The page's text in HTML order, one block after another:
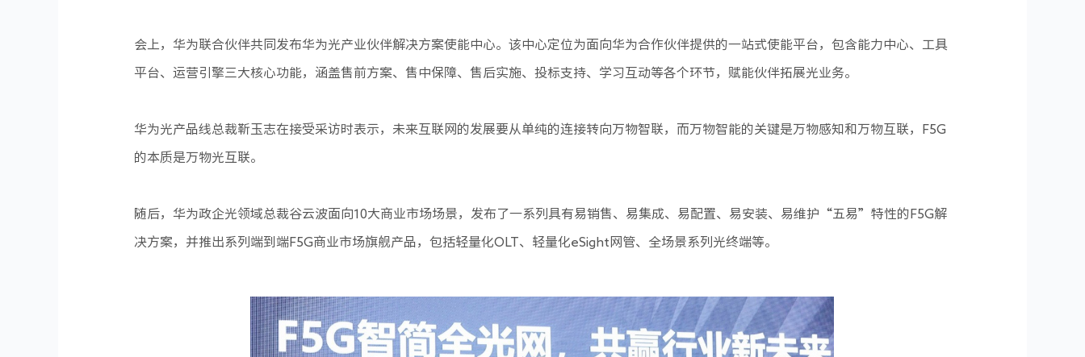
会上，华为联合伙伴共同发布华为光产业伙伴解决方案使能中心。该中心定位为面向华为合作伙伴提供的一站式使能平台，包含能力中心、工具
平台、运营引擎三大核心功能，涵盖售前方案、售中保障、售后实施、投标支持、学习互动等各个环节，赋能伙伴拓展光业务。
华为光产品线总裁靳玉志在接受采访时表示，未来互联网的发展要从单纯的连接转向万物智联，而万物智能的关键是万物感知和万物互联，F5G
的本质是万物光互联。
随后，华为政企光领域总裁谷云波面向10大商业市场场景，发布了一系列具有易销售、易集成、易配置、易安装、易维护“五易”特性的F5G解
决方案，并推出系列端到端F5G商业市场旗舰产品，包括轻量化OLT、轻量化eSight网管、全场景系列光终端等。